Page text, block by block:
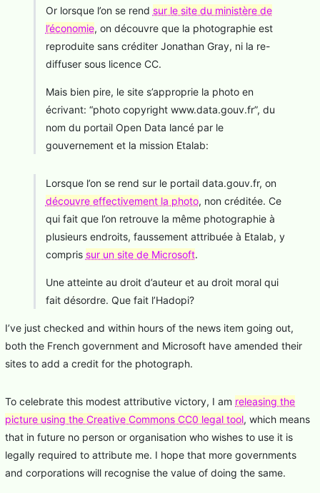
Or lorsque l’on se rend sur le site du ministère de
l’économie, on découvre que la photographie est
reproduite sans créditer Jonathan Gray, ni la re-
diffuser sous licence CC.
Mais bien pire, le site s’approprie la photo en
écrivant: “photo copyright www.data.gouv.fr”, du
nom du portail Open Data lancé par le
gouvernement et la mission Etalab:
Lorsque l’on se rend sur le portail data.gouv.fr, on
découvre effectivement la photo, non créditée. Ce
qui fait que l’on retrouve la même photographie à
plusieurs endroits, faussement attribuée à Etalab, y
compris sur un site de Microsoft.
Une atteinte au droit d’auteur et au droit moral qui
fait désordre. Que fait l’Hadopi?
I’ve just checked and within hours of the news item going out,
both the French government and Microsoft have amended their
sites to add a credit for the photograph.
To celebrate this modest attributive victory, I am releasing the
picture using the Creative Commons CC0 legal tool, which means
that in future no person or organisation who wishes to use it is
legally required to attribute me. I hope that more governments
and corporations will recognise the value of doing the same.